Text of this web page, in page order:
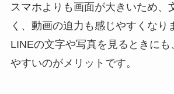
スマホよりも画面が大きいため、
く、動画の迫力も感じやすくなり
LINEの文字や写真を見るときにも
やすいのがメリットです。